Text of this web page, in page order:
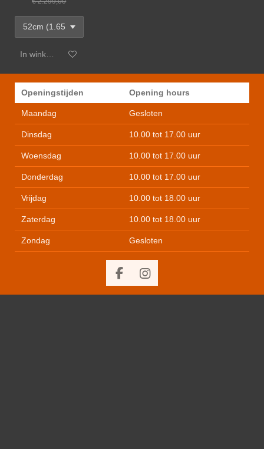
In winkelwagen
Openingstijden Opening hours
Maandag Gesloten
Dinsdag 10.00 tot 17.00 uur
Woensdag 10.00 tot 17.00 uur
Donderdag 10.00 tot 17.00 uur
Vrijdag 10.00 tot 18.00 uur
Zaterdag 10.00 tot 18.00 uur
Zondag Gesloten
F
I